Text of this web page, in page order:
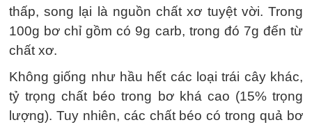
thấp, song lại là nguồn chất xơ tuyệt vời. Trong
100g bơ chỉ gồm có 9g carb, trong đó 7g đến từ
chất xơ.
Không giống như hầu hết các loại trái cây khác,
tỷ trọng chất béo trong bơ khá cao (15% trọng
lượng). Tuy nhiên, các chất béo có trong quả bơ